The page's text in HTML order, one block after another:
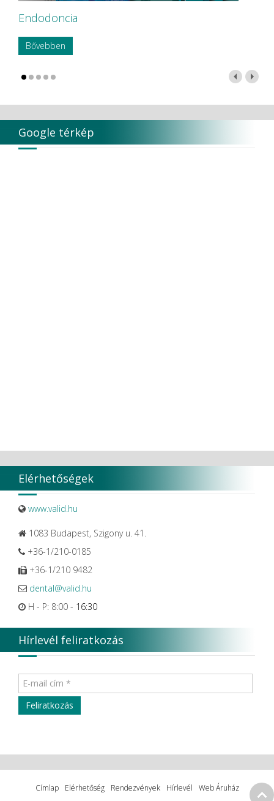
Endodoncia
Bővebben
Google térkép
Elérhetőségek
www.valid.hu
1083 Budapest, Szigony u. 41.
+36-1/210-0185
+36-1/210 9482
dental@valid.hu
H - P: 8:00 - 16:30
Hírlevél feliratkozás
Címlap Elérhetőség Rendezvények Hírlevél Web Áruház